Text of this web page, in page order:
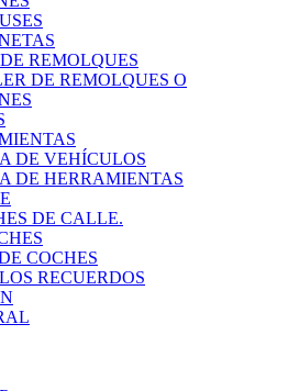
REMOLQUES
DE REMOLQUES O
DE VEHÍCULOS
DE HERRAMIENTAS
DE CALLE.
COCHES
RECUERDOS